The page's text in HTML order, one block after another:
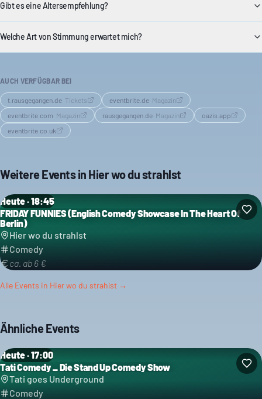
Gibt es eine Altersempfehlung?
Welche Art von Stimmung erwartet mich?
AUCH VERFÜGBAR BEI
t.rausgegangen.de Tickets eventbrite.de Magazin
eventbrite.com· Magazin rausgegangen.de· Magazin
oazis.app
eventbrite.co.uk
Weitere Events in Hier wo du strahlst
Heute · 18:45
FRIDAY FUNNIES (English Comedy Showcase In The Heart Of
Berlin)
Hier wo du strahlst
Comedy
ca. ab 6 €
Kategorie: Comedy
Alle Events in Hier wo du strahlst →
Ähnliche Events
Heute · 17:00
Tati Comedy _ Die Stand Up Comedy Show
Tati goes Underground
Comedy
Kategorie: Comedy